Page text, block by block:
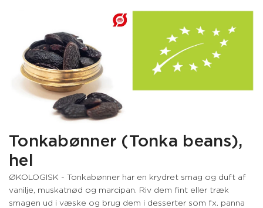
Tonkabønner (Tonka beans),
hel
ØKOLOGISK - Tonkabønner har en krydret smag og duft af
vanilje, muskatnød og marcipan. Riv dem fint eller træk
smagen ud i væske og brug dem i desserter som fx. panna